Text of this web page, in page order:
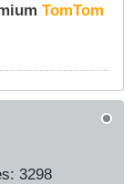
TomTom
3298